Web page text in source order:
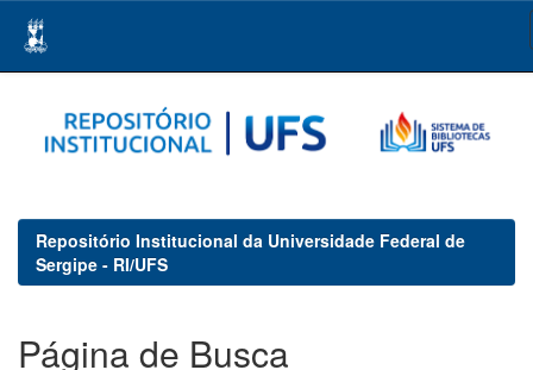
navigation
Repositório Institucional da Universidade Federal de
Sergipe - RI/UFS
Página de Busca